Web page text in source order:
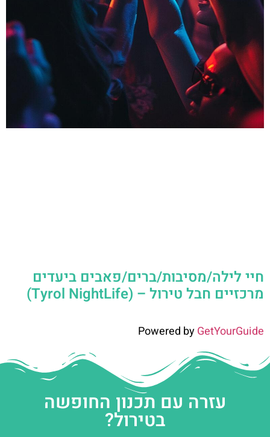
חיי לילה/מסיבות/ברים/פאבים ביעדים
מרכזיים חבל טירול – (Tyrol NightLife)
Powered byGetYourGuide
עזרה עם תכנון החופשה
בטירול?